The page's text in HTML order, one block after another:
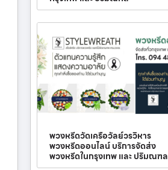
พวงหรีดวัดเครือวัลย์วรวิหาร
พวงหรีดออนไลน์ บริการจัดส่ง
พวงหรีดในกรุงเทพ และ ปริมณฑล